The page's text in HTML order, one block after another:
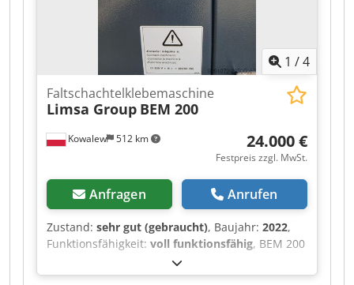
1 /4
Kowalew 512 km
Faltschachtelklebemaschine
Limsa Group BEM 200
24.000 €
Festpreis zzgl. MwSt.
Anfragen Anrufen
Zustand: sehr gut (gebraucht), Baujahr: 2022,
Funktionsfähigkeit: voll funktionsfähig, BEM 200
– Kartonagen-Faltmaschine Dkjdpfxjzr Ixie Al Ajr
Wir bieten eine BEM 200 Kartonagen-